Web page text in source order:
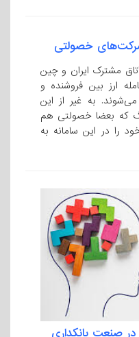
شرکت‌های خصولتی
مشترک ایران و چین
ارز بین فروشنده و
می‌شوند. به غیر از این
که بعضا خصولتی هم
را در این سامانه به
صنعت بانکداری